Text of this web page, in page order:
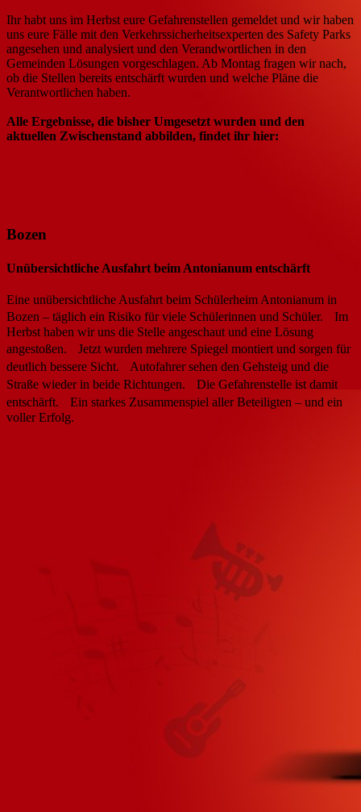
Ihr habt uns im Herbst eure Gefahrenstellen gemeldet und wir haben
uns eure Fälle mit den Verkehrssicherheitsexperten des Safety Parks
angesehen und analysiert und den Verandwortlichen in den
Gemeinden Lösungen vorgeschlagen. Ab Montag fragen wir nach,
ob die Stellen bereits entschärft wurden und welche Pläne die
Verantwortlichen haben.
Alle Ergebnisse, die bisher Umgesetzt wurden und den
aktuellen Zwischenstand abbilden, findet ihr hier:
Bozen
Unübersichtliche Ausfahrt beim Antonianum entschärft
Eine unübersichtliche Ausfahrt beim Schülerheim Antonianum in
Bozen – täglich ein Risiko für viele Schülerinnen und Schüler. Im
Herbst haben wir uns die Stelle angeschaut und eine Lösung
angestoßen. Jetzt wurden mehrere Spiegel montiert und sorgen für
deutlich bessere Sicht. Autofahrer sehen den Gehsteig und die
Straße wieder in beide Richtungen. Die Gefahrenstelle ist damit
entschärft. Ein starkes Zusammenspiel aller Beteiligten – und ein
voller Erfolg.